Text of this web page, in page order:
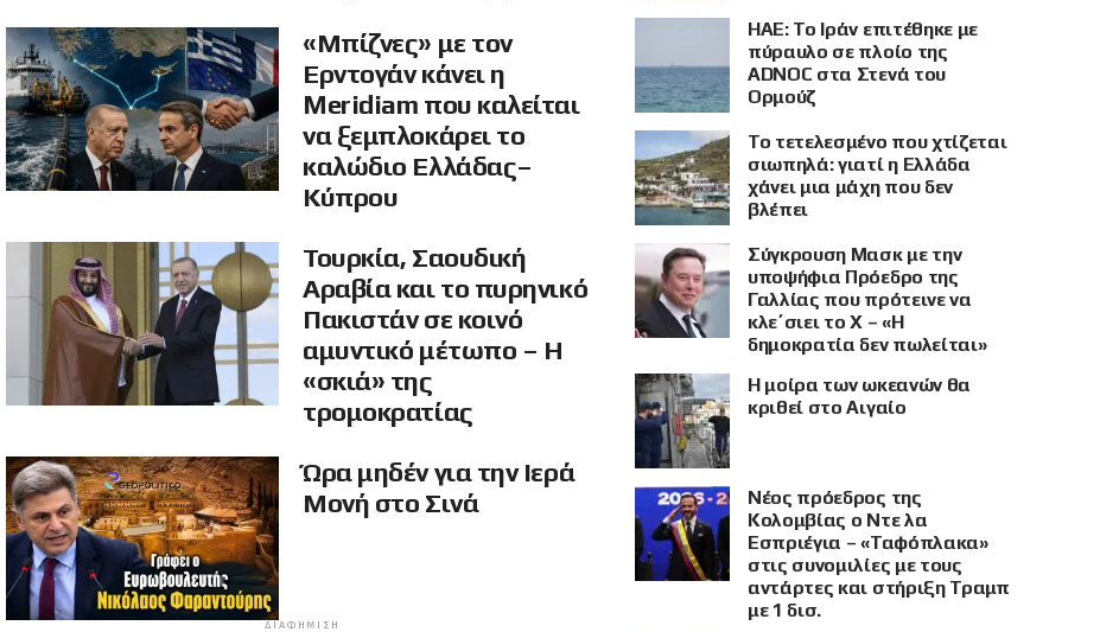
«Μπίζνες» με τον
Ερντογάν κάνει η
Meridiam που καλείται
να ξεμπλοκάρει το
καλώδιο Ελλάδας–
Κύπρου
Τουρκία, Σαουδική
Αραβία και το πυρηνικό
Πακιστάν σε κοινό
αμυντικό μέτωπο – Η
«σκιά» της
τρομοκρατίας
Ώρα μηδέν για την Ιερά
Μονή στο Σινά
ΔΙΑΦΉΜΙΣΗ
ΗΑΕ: Το Ιράν επιτέθηκε με
πύραυλο σε πλοίο της
ADNOC στα Στενά του
Ορμούζ
Το τετελεσμένο που χτίζεται
σιωπηλά: γιατί η Ελλάδα
χάνει μια μάχη που δεν
βλέπει
Σύγκρουση Μασκ με την
υποψήφια Πρόεδρο της
Γαλλίας που πρότεινε να
κλε΄σιει το X – «Η
δημοκρατία δεν πωλείται»
Η μοίρα των ωκεανών θα
κριθεί στο Αιγαίο
Νέος πρόεδρος της
Κολομβίας ο Ντε λα
Εσπριέγια – «Ταφόπλακα»
στις συνομιλίες με τους
αντάρτες και στήριξη Τραμπ
με 1 δισ.